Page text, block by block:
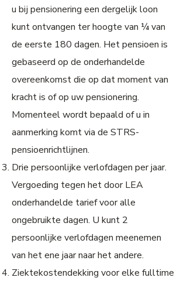
u bij pensionering een dergelijk loon
kunt ontvangen ter hoogte van ¼ van
de eerste 180 dagen. Het pensioen is
gebaseerd op de onderhandelde
overeenkomst die op dat moment van
kracht is of op uw pensionering.
Momenteel wordt bepaald of u in
aanmerking komt via de STRS-
pensioenrichtlijnen.
Drie persoonlijke verlofdagen per jaar.
Vergoeding tegen het door LEA
onderhandelde tarief voor alle
ongebruikte dagen. U kunt 2
persoonlijke verlofdagen meenemen
van het ene jaar naar het andere.
Ziektekostendekking voor elke fulltime